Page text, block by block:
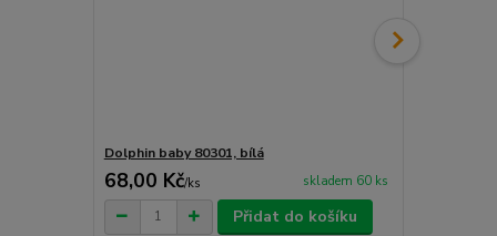
Dolphin baby 80301, bílá
68,00 Kč/ks skladem 60 ks
Přidat do košíku